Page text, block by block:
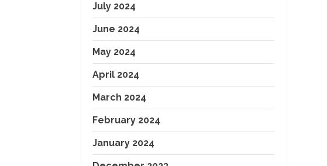
July 2024
June 2024
May 2024
April 2024
March 2024
February 2024
January 2024